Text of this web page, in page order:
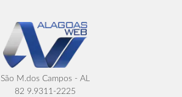
São M.dos Campos - AL
82 9.9311-2225